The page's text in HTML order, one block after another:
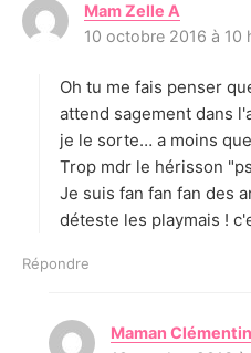
Mam Zelle A
i
:
10 octobre 2016 à 10
Oh tu me fais penser
attend sagement dans
je le sorte… a moins
Trop mdr le hérisson
Je suis fan fan fan des
déteste les playmais !
Répondre
Maman